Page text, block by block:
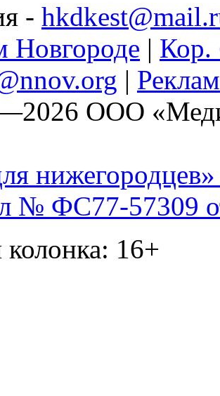
-
| Кор.
|
ООО
нижегородцев»
ФС77-57309
колонка: 16+